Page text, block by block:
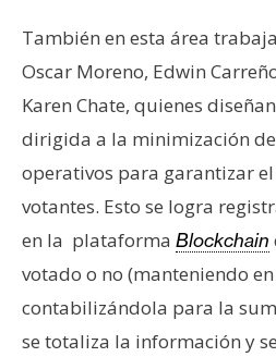
También en esta área
Oscar Moreno, Edwin
Karen Chate, quienes
dirigida a la minimización
operativos para garantizar
votantes. Esto se logra
en la plataforma Blockchain
votado o no (manteniendo
contabilizándola para la
se totaliza la información y